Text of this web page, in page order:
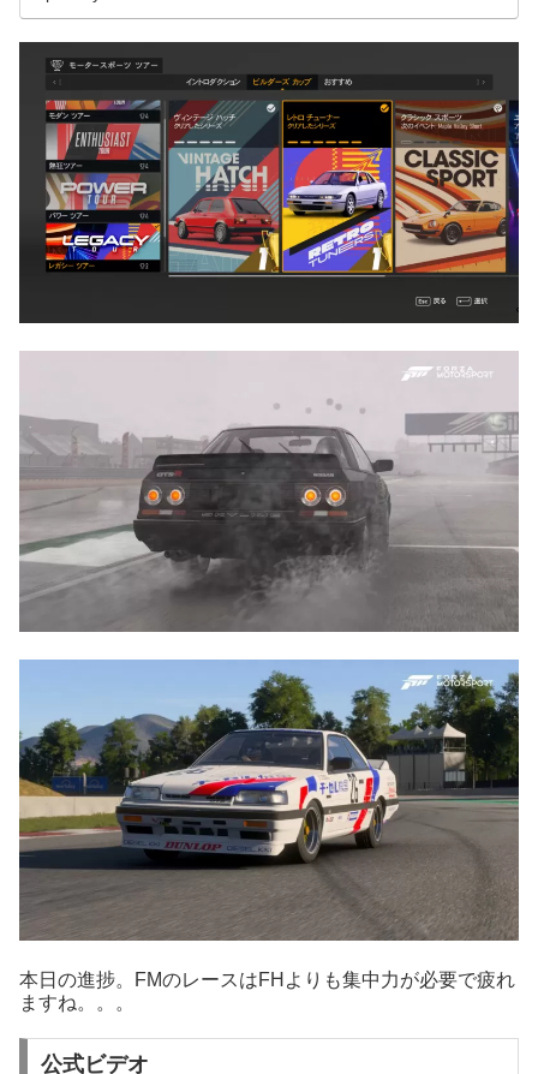
本日の進捗。FMのレースはFHよりも集中力が必要で疲れ
ますね。。。
公式ビデオ